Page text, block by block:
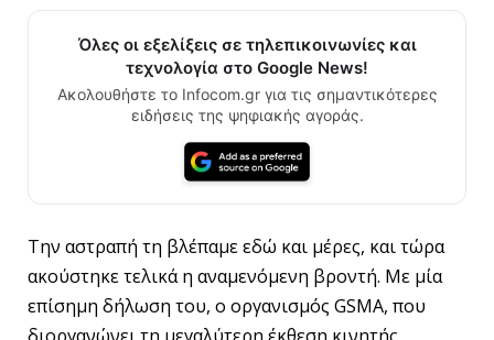
Όλες οι εξελίξεις σε τηλεπικοινωνίες και
τεχνολογία στο Google News!
Ακολουθήστε το Infocom.gr για τις σημαντικότερες
ειδήσεις της ψηφιακής αγοράς.
Την αστραπή τη βλέπαμε εδώ και μέρες, και τώρα
ακούστηκε τελικά η αναμενόμενη βροντή. Με μία
επίσημη δήλωση του, ο οργανισμός GSMA, που